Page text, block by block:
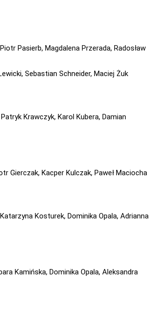
Pasierb, Magdalena Przerada, Radosław
Sebastian Schneider, Maciej Żuk
Krawczyk, Karol Kubera, Damian
Gierczak, Kacper Kulczak, Paweł Maciocha
Kosturek, Dominika Opala, Adrianna
Kamińska, Dominika Opala, Aleksandra